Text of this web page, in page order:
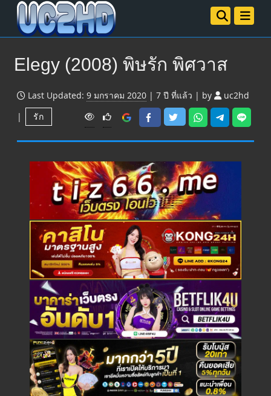
Elegy (2008) พิษรัก พิศวาส
Last Updated: 9 มกราคม 2020 | 7 ปี ที่แล้ว | by
uc2hd
|
รัก
V
w
s